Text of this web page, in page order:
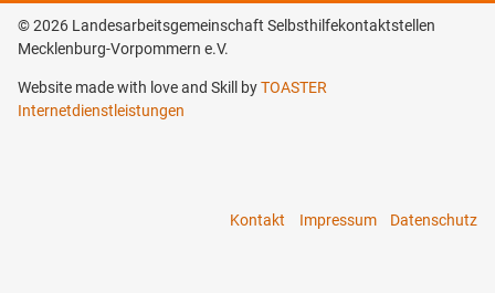
© 2026 Landesarbeitsgemeinschaft Selbsthilfekontaktstellen
Mecklenburg-Vorpommern e.V.
Website made with love and Skill byTOASTER
Internetdienstleistungen
Datenschutz
Impressum
Kontakt